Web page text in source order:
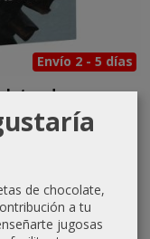
Envío 2 - 5 días
de...
-10 %
de chocolate,
a tu
jugosas